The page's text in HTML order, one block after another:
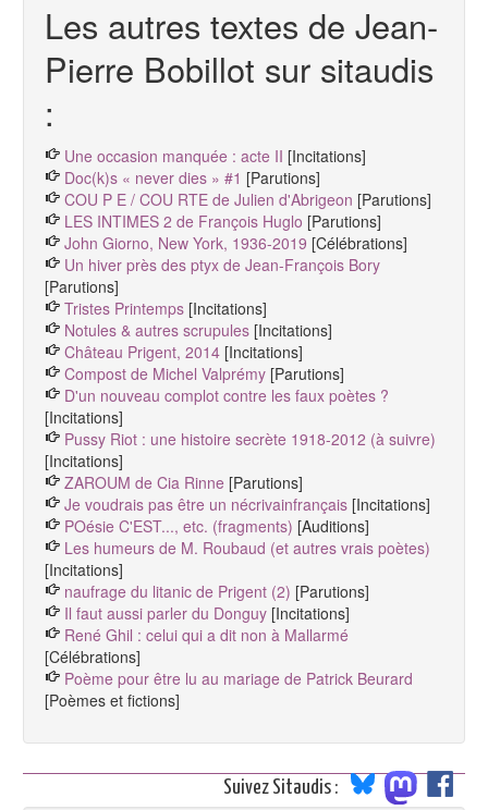
Les autres textes de Jean-
Pierre Bobillot sur sitaudis
:
Une occasion manquée : acte II [Incitations]
Doc(k)s « never dies » #1 [Parutions]
COU P E / COU RTE de Julien d'Abrigeon [Parutions]
LES INTIMES 2 de François Huglo [Parutions]
John Giorno, New York, 1936-2019 [Célébrations]
Un hiver près des ptyx de Jean-François Bory
[Parutions]
Tristes Printemps [Incitations]
Notules & autres scrupules [Incitations]
Château Prigent, 2014 [Incitations]
Compost de Michel Valprémy [Parutions]
D'un nouveau complot contre les faux poètes ?
[Incitations]
Pussy Riot : une histoire secrète 1918-2012 (à suivre)
[Incitations]
ZAROUM de Cia Rinne [Parutions]
Je voudrais pas être un nécrivainfrançais [Incitations]
POésie C'EST..., etc. (fragments) [Auditions]
Les humeurs de M. Roubaud (et autres vrais poètes)
[Incitations]
naufrage du litanic de Prigent (2) [Parutions]
Il faut aussi parler du Donguy [Incitations]
René Ghil : celui qui a dit non à Mallarmé
[Célébrations]
Poème pour être lu au mariage de Patrick Beurard
[Poèmes et fictions]
Suivez Sitaudis :